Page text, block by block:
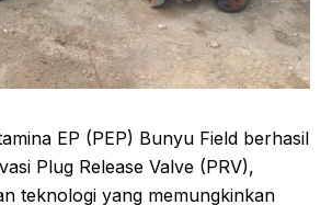
EP (PEP) Bunyu Field berhasil
Plug Release Valve (PRV),
teknologi yang memungkinkan